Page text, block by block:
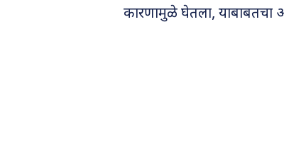
कारणामुळे घेतला,